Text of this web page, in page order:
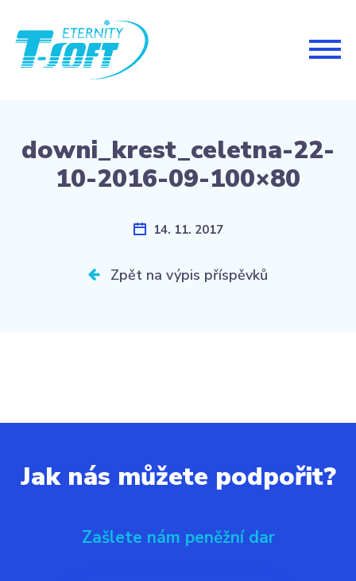
downi_krest_celetna-22-
10-2016-09-100×80
14. 11. 2017
Zpět na výpis příspěvků
Jak nás můžete podpořit?
Zašlete nám peněžní dar